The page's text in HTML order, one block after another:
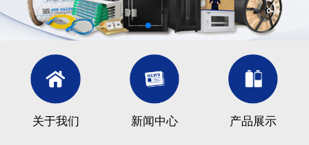
关于我们 新闻中心 产品展示